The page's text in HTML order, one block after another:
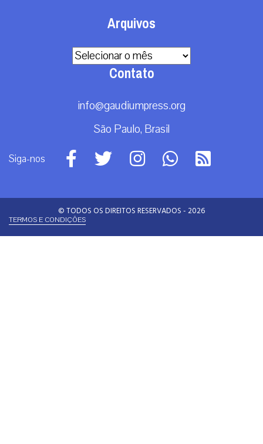
Arquivos
Arquivos
Contato
info@gaudiumpress.org
São Paulo, Brasil
Siga-nos
© TODOS OS DIREITOS RESERVADOS - 2026
TERMOS E CONDIÇÕES